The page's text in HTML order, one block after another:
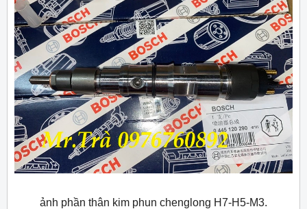
ảnh phần thân kim phun chenglong H7-H5-M3.